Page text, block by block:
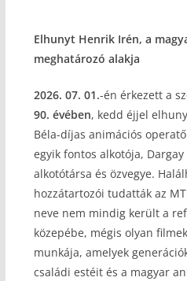
Elhunyt Henrik Irén, a
meghatározó alakja
2026. 07. 01.-én érkezett a
90. évében, kedd éjjel
Béla-díjas animációs
egyik fontos alkotója,
alkotótársa és özvegye.
hozzátartozói tudatták az
neve nem mindig került a
közepébe, mégis olyan
munkája, amelyek
családi estéit és a magyar